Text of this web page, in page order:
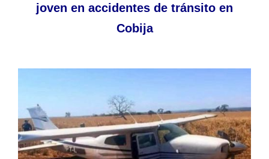
joven en accidentes de tránsito en
Cobija